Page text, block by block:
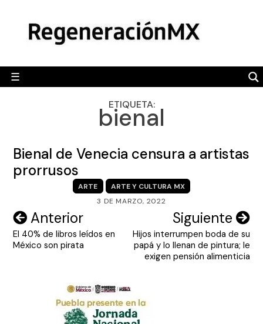
content
☰
POLÍTICA
CAMALEÓN
OPINIÓN
ENGLISH SECTION
VIDEOS
ETIQUETA:
bienal
Bienal de Venecia censura a artistas
prorrusos
ARTE
ARTE Y CULTURA MX
3 DE MARZO, 2022
Navegación
de
Anterior
El 40% de libros leídos en
México son pirata
Siguiente
Hijos interrumpen boda de su
papá y lo llenan de pintura; le
exigen pensión alimenticia